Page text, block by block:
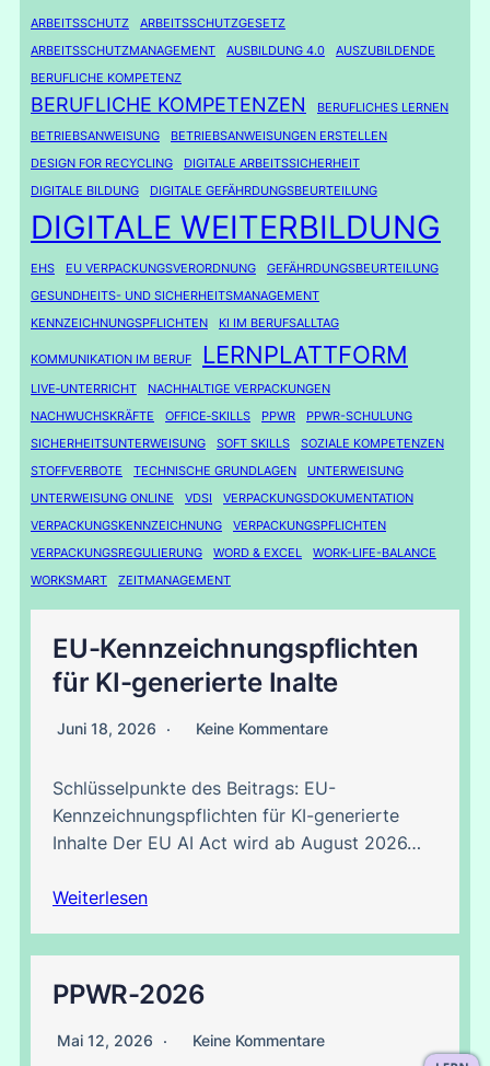
ARBEITSSCHUTZ
ARBEITSSCHUTZGESETZ
ARBEITSSCHUTZMANAGEMENT
AUSBILDUNG 4.0
AUSZUBILDENDE
BERUFLICHE KOMPETENZ
BERUFLICHE KOMPETENZEN
BERUFLICHES LERNEN
BETRIEBSANWEISUNG
BETRIEBSANWEISUNGEN ERSTELLEN
DESIGN FOR RECYCLING
DIGITALE ARBEITSSICHERHEIT
DIGITALE BILDUNG
DIGITALE GEFÄHRDUNGSBEURTEILUNG
DIGITALE WEITERBILDUNG
EHS EU VERPACKUNGSVERORDNUNG
GEFÄHRDUNGSBEURTEILUNG
GESUNDHEITS- UND SICHERHEITSMANAGEMENT
KENNZEICHNUNGSPFLICHTEN
KI IM BERUFSALLTAG
KOMMUNIKATION IM BERUF LERNPLATTFORM
LIVE‑UNTERRICHT
NACHHALTIGE VERPACKUNGEN
NACHWUCHSKRÄFTE
OFFICE‑SKILLS PPWR
PPWR-SCHULUNG
SICHERHEITSUNTERWEISUNG
SOFT SKILLS
SOZIALE KOMPETENZEN
STOFFVERBOTE
TECHNISCHE GRUNDLAGEN
UNTERWEISUNG
UNTERWEISUNG ONLINE
VDSI
VERPACKUNGSDOKUMENTATION
VERPACKUNGSKENNZEICHNUNG
VERPACKUNGSPFLICHTEN
VERPACKUNGSREGULIERUNG
WORD & EXCEL
WORK-LIFE-BALANCE
WORKSMART
ZEITMANAGEMENT
EU-Kennzeichnungspflichten
für KI-generierte Inalte
Juni 18, 2026 Keine Kommentare
Schlüsselpunkte des Beitrags: EU-
Kennzeichnungspflichten für KI-generierte
Inhalte Der EU AI Act wird ab August 2026…
Weiterlesen
PPWR-2026
Mai 12, 2026 Keine Kommentare